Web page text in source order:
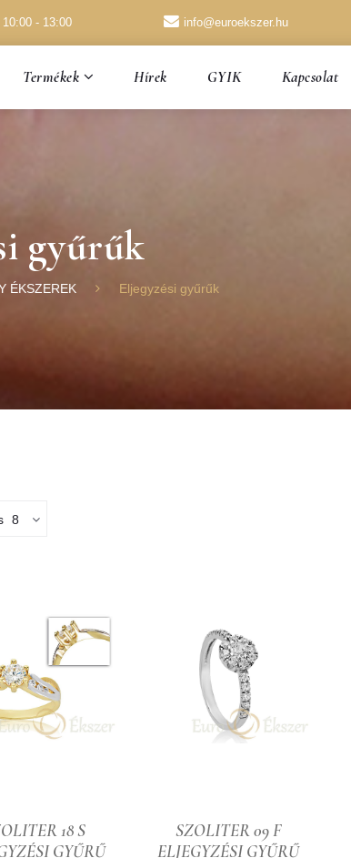
- 13:00 info@euroekszer.hu
Termékek Hírek GYIK Kapcsolat
gyűrűk
ÉKSZEREK Eljegyzési gyűrűk
8
18 S
GYŰRŰ
SZOLITER 09 F
ELJEGYZÉSI GYŰRŰ